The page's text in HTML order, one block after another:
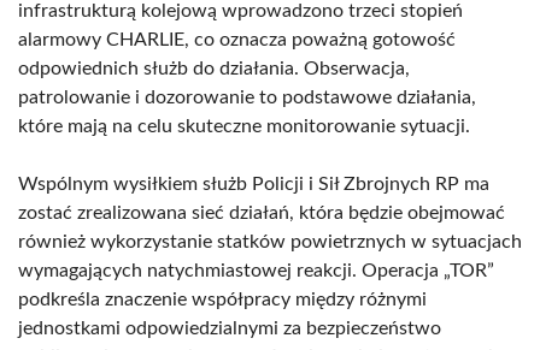
infrastrukturą kolejową wprowadzono trzeci stopień
alarmowy CHARLIE, co oznacza poważną gotowość
odpowiednich służb do działania. Obserwacja,
patrolowanie i dozorowanie to podstawowe działania,
które mają na celu skuteczne monitorowanie sytuacji.
Wspólnym wysiłkiem służb Policji i Sił Zbrojnych RP ma
zostać zrealizowana sieć działań, która będzie obejmować
również wykorzystanie statków powietrznych w sytuacjach
wymagających natychmiastowej reakcji. Operacja „TOR”
podkreśla znaczenie współpracy między różnymi
jednostkami odpowiedzialnymi za bezpieczeństwo